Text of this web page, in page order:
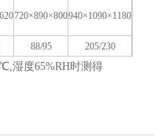
720×890×800940×1090×1180
88/95 205/230
湿度65%RH时测得